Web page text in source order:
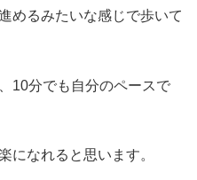
めるみたいな感じで歩いて
10分でも自分のペースで
になれると思います。